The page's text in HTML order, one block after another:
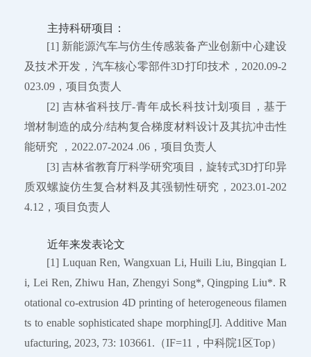
主持科研项目：
[1] 新能源汽车与仿生传感装备产业创新中心建设
及技术开发，汽车核心零部件3D打印技术，2020.09-2
023.09，项目负责人
[2] 吉林省科技厅-青年成长科技计划项目，基于
增材制造的成分/结构复合梯度材料设计及其抗冲击性
能研究 ，2022.07-2024 .06，项目负责人
[3] 吉林省教育厅科学研究项目，旋转式3D打印异
质双螺旋仿生复合材料及其强韧性研究，2023.01-202
4.12，项目负责人
近年来发表论文
[1] Luquan Ren, Wangxuan Li, Huili Liu, Bingqian L
i, Lei Ren, Zhiwu Han, Zhengyi Song*, Qingping Liu*. R
otational co-extrusion 4D printing of heterogeneous filamen
ts to enable sophisticated shape morphing[J]. Additive Man
ufacturing, 2023, 73: 103661.（IF=11，中科院1区Top）